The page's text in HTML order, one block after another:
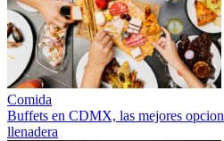
Comida
Buffets en CDMX, las mejores
llenadera